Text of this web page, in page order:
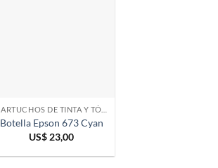
Botella Epson 673 Cyan
US$ 23,00